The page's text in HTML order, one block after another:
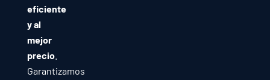
eficiente
y al
mejor
precio.
Garantizamos